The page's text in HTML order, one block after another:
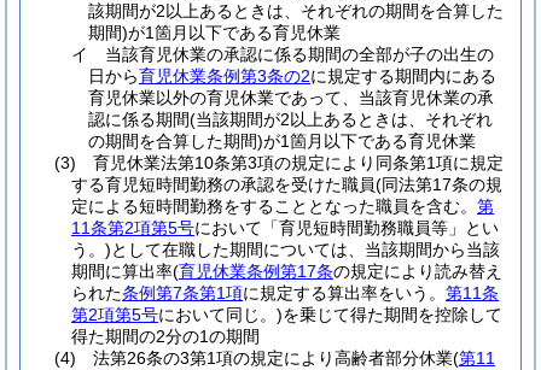
該期間が2以上あるときは、それぞれの期間を合算した
期間)が1箇月以下である育児休業
イ
当該育児休業の承認に係る期間の全部が子の出生の
日から育児休業条例第3条の2に規定する期間内にある
育児休業以外の育児休業であって、当該育児休業の承
認に係る期間(当該期間が2以上あるときは、それぞれ
の期間を合算した期間)が1箇月以下である育児休業
(3)
育児休業法第10条第3項の規定により同条第1項に規定
する育児短時間勤務の承認を受けた職員(同法第17条の規
定による短時間勤務をすることとなった職員を含む。 第
11条第2項第5号において「育児短時間勤務職員等」とい
う。)として在職した期間については、当該期間から当該
期間に算出率(育児休業条例第17条の規定により読み替え
られた条例第7条第1項に規定する算出率をいう。 第11条
第2項第5号において同じ。)を乗じて得た期間を控除して
得た期間の2分の1の期間
(4)
法第26条の3第1項の規定により高齢者部分休業(第11